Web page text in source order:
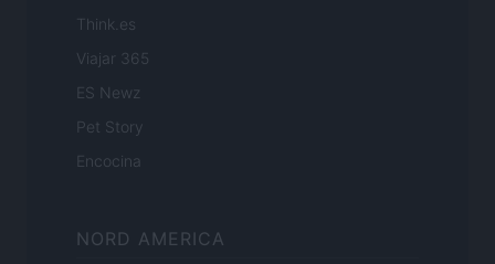
Think.es
Viajar 365
ES Newz
Pet Story
Encocina
NORD AMERICA